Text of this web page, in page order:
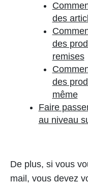
des
des
remises
des
même
Faire
au niveau
De plus, si vous
mail, vous devez